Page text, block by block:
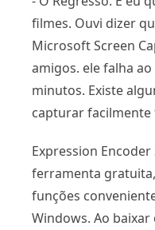
filmes. Ouvi dizer
Microsoft Screen
amigos. ele falha
minutos. Existe
capturar facilmente
Expression
ferramenta
funções
Windows. Ao